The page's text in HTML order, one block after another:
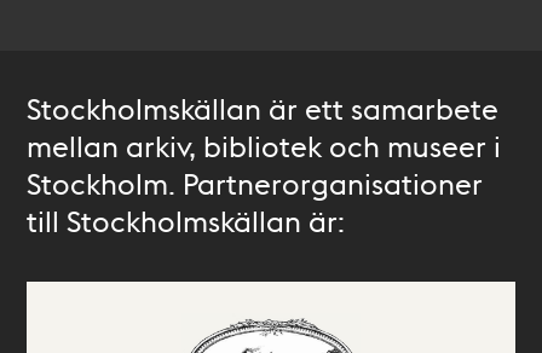
Stockholmskällan är ett samarbete
mellan arkiv, bibliotek och museer i
Stockholm. Partnerorganisationer
till Stockholmskällan är: